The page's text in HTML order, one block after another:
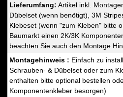
Lieferumfang: Artikel inkl.
Dübelset (wenn benötigt), 3M
Klebeset (wenn "zum Kleben" bitte
Baumarkt einen 2K/3K
beachten Sie auch den Montage
Montagehinweis : Einfach zu
Schrauben- & Dübelset oder zum
enthalten bitte optional bestellen
Komponentenkleber besorgen)